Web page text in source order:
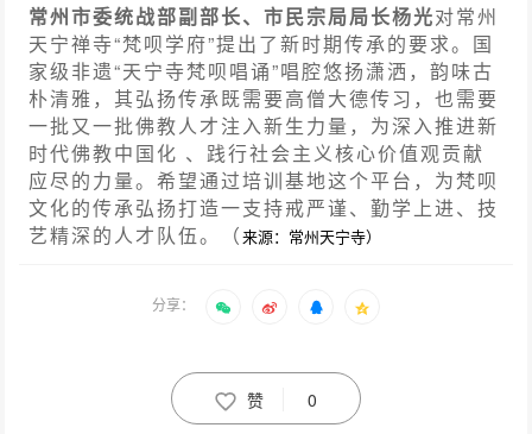
常州市委统战部副部长、市民宗局局长杨光对常州
天宁禅寺“梵呗学府”提出了新时期传承的要求。国
家级非遗“天宁寺梵呗唱诵”唱腔悠扬潇洒，韵味古
朴清雅，其弘扬传承既需要高僧大德传习，也需要
一批又一批佛教人才注入新生力量，为深入推进新
时代佛教中国化 、践行社会主义核心价值观贡献
应尽的力量。希望通过培训基地这个平台，为梵呗
文化的传承弘扬打造一支持戒严谨、勤学上进、技
艺精深的人才队伍。（来源：常州天宁寺）
分享：
赞 0